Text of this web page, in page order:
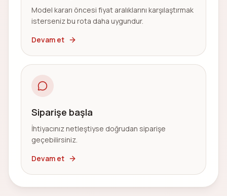
Model kararı öncesi fiyat aralıklarını karşılaştırmak
isterseniz bu rota daha uygundur.
Devam et
Siparişe başla
İhtiyacınız netleştiyse doğrudan siparişe
geçebilirsiniz.
Devam et